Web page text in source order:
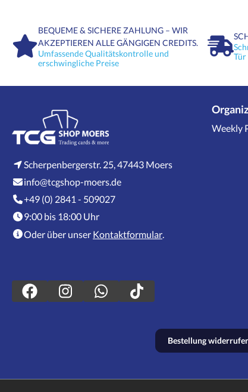
BEQUEME & SICHERE ZAHLUNG – WIR
AKZEPTIEREN ALLE GÄNGIGEN CREDITS.
Umfassende Qualitätskontrolle und
erschwingliche Preise
Tür
Scherpenbergerstr. 25, 47443 Moers
info@tcgshop-moers.de
+49 (0) 2841 - 509027
9:00 bis 18:00 Uhr
Oder über unser Kontaktformular
Weekly
Bestellung